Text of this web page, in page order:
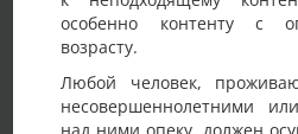
особенно контенту с
возрасту.
Любой человек,
несовершеннолетними
Город Днепр
Немного о себе:
Опыт данных